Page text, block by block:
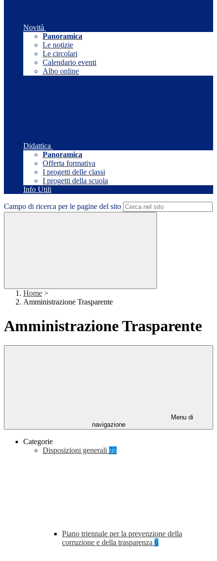
Novità
Panoramica
Le notizie
Le circolari
Calendario eventi
Albo online
Didattica
Panoramica
Offerta formativa
I progetti delle classi
I progetti della scuola
Info Utili
Campo di ricerca per le pagine del sito
Home >
Amministrazione Trasparente
Amministrazione Trasparente
Menu di
navigazione
Categorie
Disposizioni generali 77
Piano triennale per la prevenzione della
corruzione e della trasparenza 6